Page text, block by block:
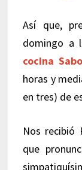
Así que,
domingo a
cocina
horas y
en tres) de
Nos recibió
que